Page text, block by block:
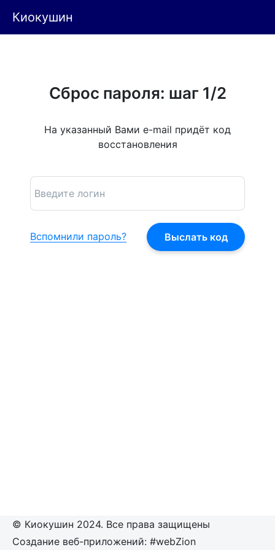
Киокушин
Сброс пароля: шаг 1/2
На указанный Вами e-mail придёт код
восстановления
Вспомнили пароль?
© Киокушин 2024. Все права защищены
Создание веб-приложений: #webZion